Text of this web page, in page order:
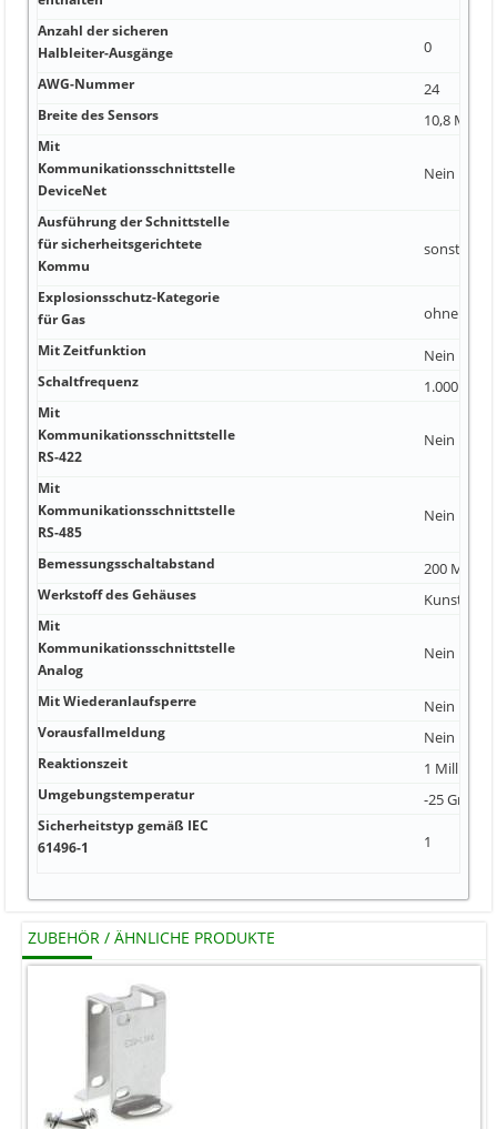
Anzahl der sicheren
Halbleiter-Ausgänge
0
AWG-Nummer 24
Breite des Sensors 10,8
Mit
Kommunikationsschnittstelle
DeviceNet
Nein
Ausführung der Schnittstelle
für sicherheitsgerichtete
Kommu
sonstige
Explosionsschutz-Kategorie
für Gas
ohne
Mit Zeitfunktion Nein
Schaltfrequenz 1.000 Hertz
Mit
Kommunikationsschnittstelle
RS-422
Nein
Mit
Kommunikationsschnittstelle
RS-485
Nein
Bemessungsschaltabstand 200
Werkstoff des Gehäuses Kunststoff
Mit
Kommunikationsschnittstelle
Analog
Nein
Mit Wiederanlaufsperre Nein
Vorausfallmeldung Nein
Reaktionszeit 1
Umgebungstemperatur -25 Grad
Sicherheitstyp gemäß IEC
61496-1
1
ZUBEHÖR / ÄHNLICHE PRODUKTE